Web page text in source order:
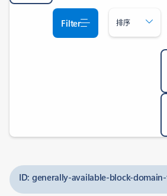
Filter 排序
ID: generally-available-block-